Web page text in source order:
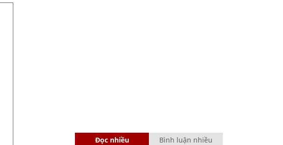
Đọc nhiều Bình luận nhiều